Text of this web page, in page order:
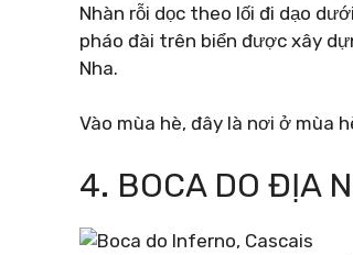
Nhàn rỗi dọc theo lối đi dạo
pháo đài trên biển được xây
Nha.
Vào mùa hè, đây là nơi ở mùa
4. BOCA DO ĐỊA